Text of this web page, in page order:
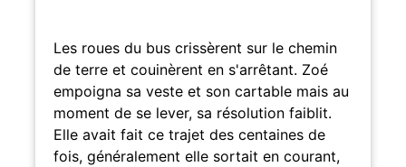
Les roues du bus crissèrent sur le chemin
de terre et couinèrent en s'arrêtant. Zoé
empoigna sa veste et son cartable mais au
moment de se lever, sa résolution faiblit.
Elle avait fait ce trajet des centaines de
fois, généralement elle sortait en courant,